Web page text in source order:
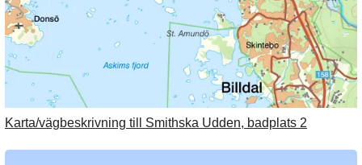
Karta/vägbeskrivning till Smithska Udden, badplats 2